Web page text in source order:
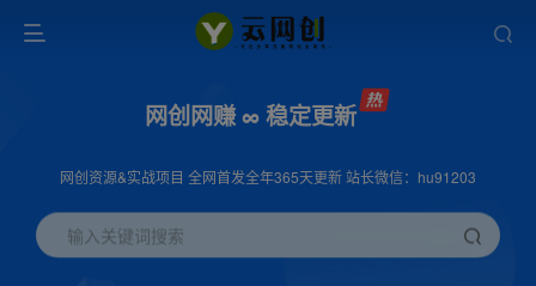
网创网赚 ∞ 稳定更新
网创资源&实战项目 全网首发全年365天更新 站长微信：hu91203
输入关键词搜索